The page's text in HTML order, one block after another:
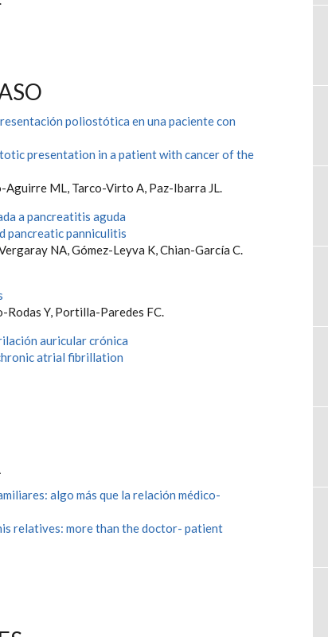
poliostótica en una paciente con
presentation in a patient with cancer of the
ML, Tarco-Virto A, Paz-Ibarra JL.
a pancreatitis aguda
pancreatic panniculitis
NA, Gómez-Leyva K, Chian-García C.
Rodas Y, Portilla-Paredes FC.
auricular crónica
atrial fibrillation
algo más que la relación médico-
relatives: more than the doctor- patient